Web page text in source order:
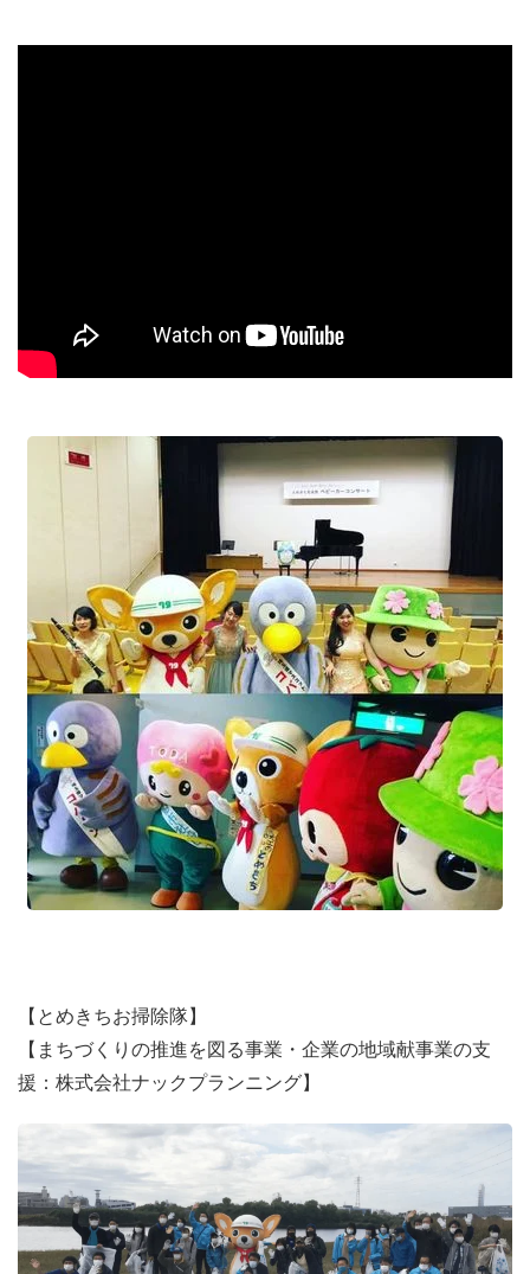
ろしくお願いいたします。
①「ベビーカーコンサートin戸田」
【開催日】2020年11月14日(日曜) 午前
【時 間】開場：１０時３０分 開演：11時～11時45分
（サックス・ピアノ・クラリネット 演奏会 約45分）
【会 場】戸田市新曽福祉センター ホール３F
（戸田市新曽１３９５）
【アクセス】JR 戸田駅西口徒歩12分
【参加料】無料
②「こども絆コンサートin戸田」 ★こちらの運営スタッフ
募集★
【日時】2021年11月14日(日曜) 午後
【開場】１3時3０分 開演：14時～１4時45分
（サックス・ピアノ・クラリネット 演奏会 約45分）
【会場】戸田市新曽福祉センター ホール３F
が協賛しています。
【とめきちお掃除隊】
【まちづくりの推進を図る事業・企業の地域献事業の支
援：株式会社ナックプランニング】